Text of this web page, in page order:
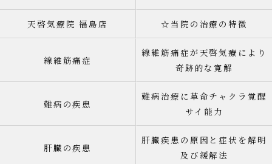
天啓気療院 福島店 ☆当院の治療の特徴
線維筋痛症
線維筋痛症が天啓気療により
奇跡的な寛解
難病の疾患
難病治療に革命チャクラ覚醒
サイ能力
肝臓の疾患
肝臓疾患の原因と症状を解明
及び緩解法